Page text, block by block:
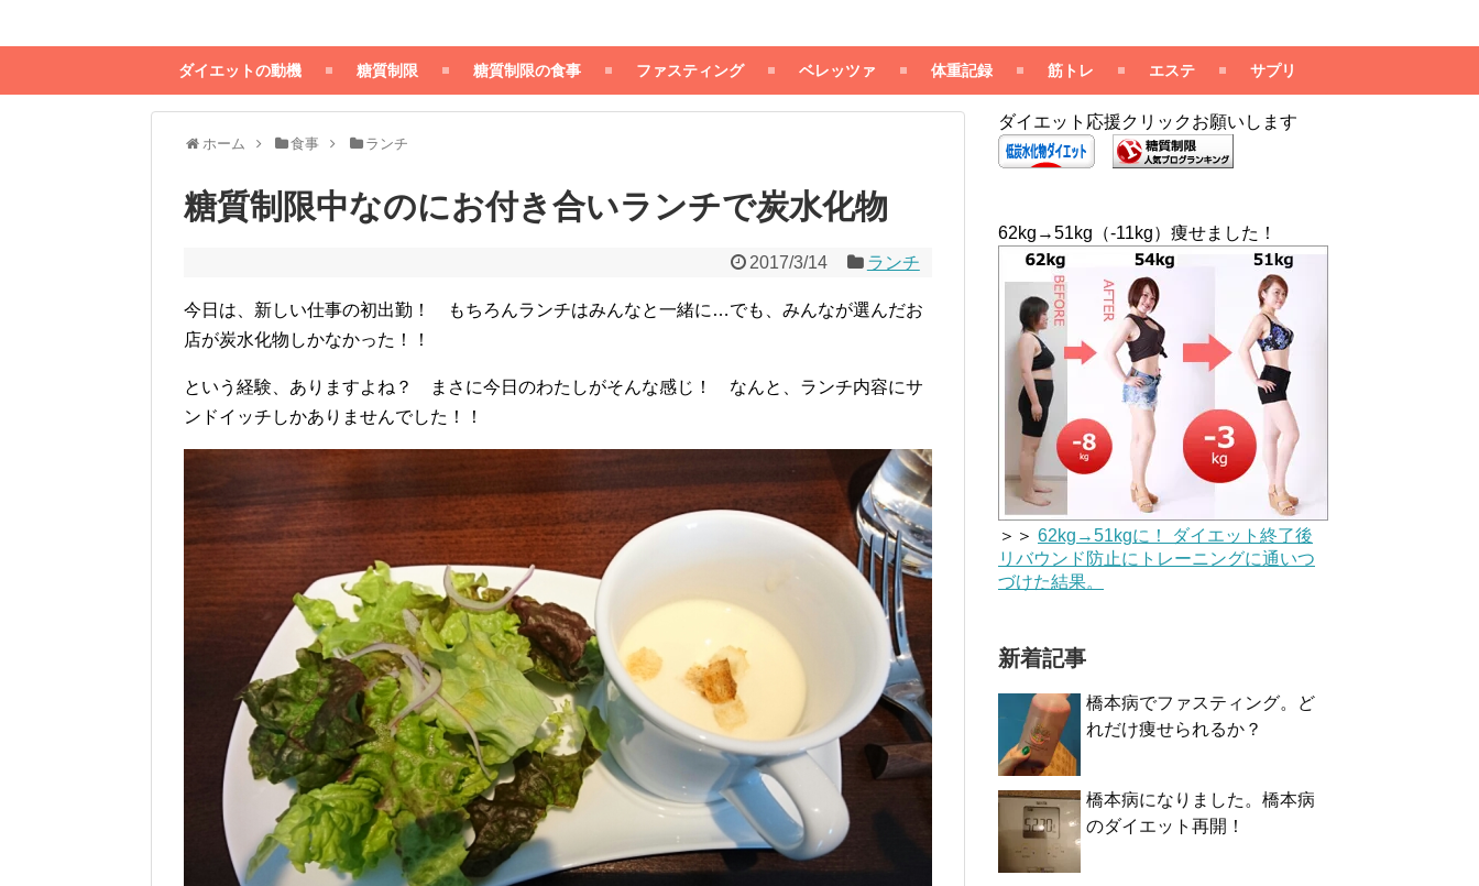
ダイエットの動機 糖質制限 糖質制限の食事 ファスティング ベレッツァ 体重記録 筋トレ エステ サプリ
ホーム 食事 ランチ
糖質制限中なのにお付き合いランチで炭水化物
2017/3/14 ランチ
今日は、新しい仕事の初出勤！ もちろんランチはみんなと一緒に…でも、みんなが選んだお
店が炭水化物しかなかった！！
という経験、ありますよね？ まさに今日のわたしがそんな感じ！ なんと、ランチ内容にサ
ンドイッチしかありませんでした！！
ダイエット応援クリックお願いします
62kg→51kg（-11kg）痩せました！
＞＞ 62kg→51kgに！ ダイエット終了後
リバウンド防止にトレーニングに通いつ
づけた結果。
新着記事
橋本病でファスティング。ど
れだけ痩せられるか？
橋本病になりました。橋本病
のダイエット再開！